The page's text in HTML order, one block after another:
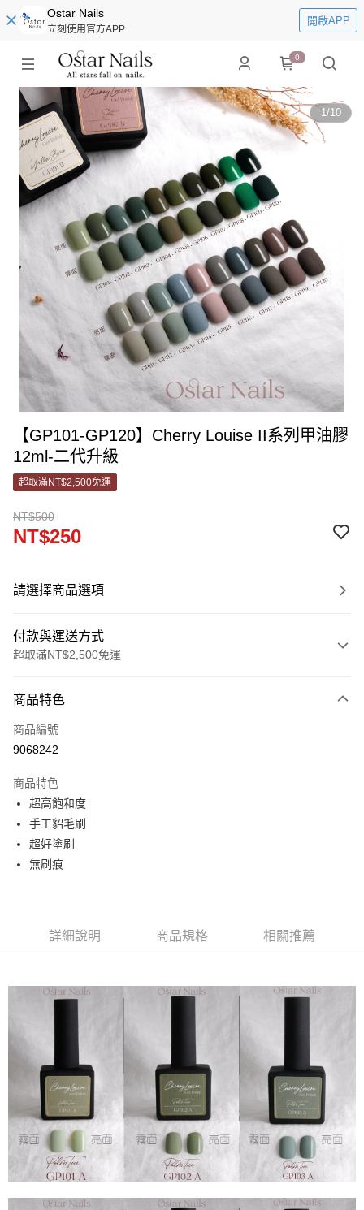
Ostar Nails
立刻使用官方APP
開啟APP
0
1/10
【GP101-GP120】Cherry Louise II系列甲油膠
12ml-二代升級
超取滿NT$2,500免運
NT$500
NT$250
請選擇商品選項
付款與運送方式
超取滿NT$2,500免運
信用卡一次付款
信用卡分期付款
合作金庫商業銀行
華南商業銀行
上海商業儲蓄銀行
國泰世華商業銀行
臺灣中小企業銀行
玉山商業銀行
星展（台灣）商業銀行
台新國際商業銀行
中國信託商業銀行
超商取貨付款
LINE Pay
Apple Pay
AFTEE先享後付
【關於「AFTEE先享後付」】
AFTEE先享後付是「在收到商品之後才付款」的支付方式。 讓您購物簡單
便利好安心！
２．便利：只要手機號碼，簡訊認證，即可結帳。
３．安心：先確認商品／服務後，再付款。
【「AFTEE先享後付」結帳流程】
１．於結帳方式選擇「AFTEE先享後付」後，將跳轉至「AFTEE先享後付」
結帳頁面，進行簡訊認證並確認金額後，即可完成結帳。
２．訂單成立數日內，您將收到繳費通知簡訊。
３．收到繳費通知簡訊後14天內，點擊此簡訊中的連結，可透過四大超商／
ATM／網路銀行／等多元方式進行付款，方視為交易完成。
※ 請注意：結帳手續完成當下不需立刻繳費，但若您需要取消訂單，請聯絡
後付繳納相關費用。
ATM付款
全家取貨付款
每筆NT$70，滿NT$2,500(含以上)免運費
付款後全家取貨
每筆NT$70，滿NT$2,500(含以上)免運費
7-11取貨付款
商品特色
商品編號
9068242
商品特色
超高飽和度
手工貂毛刷
超好塗刷
無刷痕
詳細說明 商品規格 相關推薦